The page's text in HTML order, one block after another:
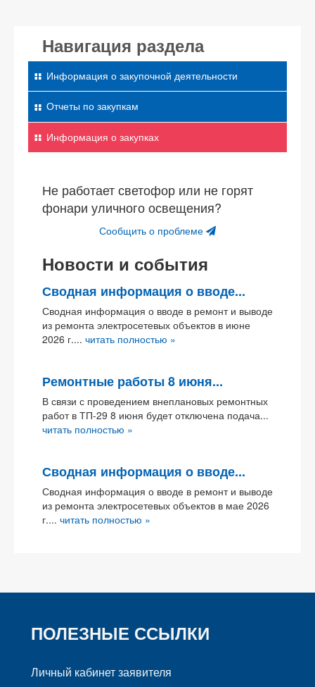
Навигация раздела
Информация о закупочной деятельности
Отчеты по закупкам
Информация о закупках
Не работает светофор или не горят
фонари уличного освещения?
Сообщить о проблеме
Новости и события
Сводная информация о вводе...
Сводная информация о вводе в ремонт и выводе
из ремонта электросетевых объектов в июне
2026 г.... читать полностью »
Ремонтные работы 8 июня...
В связи с проведением внеплановых ремонтных
работ в ТП-29 8 июня будет отключена подача...
читать полностью »
Сводная информация о вводе...
Сводная информация о вводе в ремонт и выводе
из ремонта электросетевых объектов в мае 2026
г.... читать полностью »
ПОЛЕЗНЫЕ ССЫЛКИ
Личный кабинет заявителя